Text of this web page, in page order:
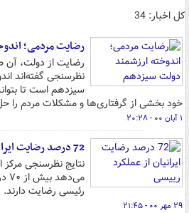
کل اخبار: 34
رضایت مردمی؛
رضایت از دولت،
نظرسنجی گفته‌اند
سیزدهم است تا
خود بخشی از گرفتاری‌ها و مشکلات مردم را
۱ آبان ۰۰ - ۲۰:۲۸
72 درصد رضایت ایرانیان از عملکرد رییسی
نتایج نظرسنجی
رئیسی رضایت دارند.
۲۹ مهر ۰۰ - ۲۱:۴۵